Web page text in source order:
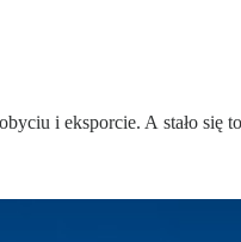
i eksporcie. A stało się